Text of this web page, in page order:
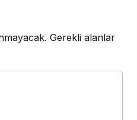
Gerekli alanlar